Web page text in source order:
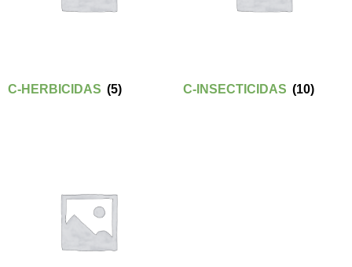
C-HERBICIDAS (5) C-INSECTICIDAS (10)